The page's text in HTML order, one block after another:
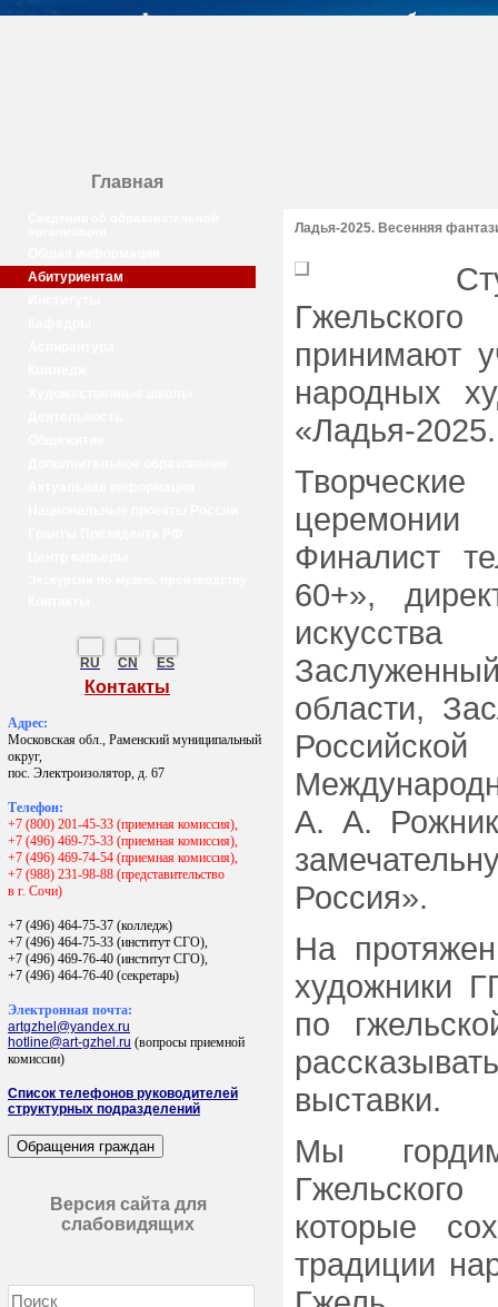
Главная
Абитуриентам
RU CN ES
Контакты
Адрес:
Московская обл., Раменский муниципальный
округ,
пос. Электроизолятор, д. 67
Телефон:
+7 (800) 201-45-33 (приемная комиссия),
+7 (496) 469-75-33 (приемная комиссия),
+7 (496) 469-74-54 (приемная комиссия),
+7 (988) 231-98-88 (представительство
в г. Сочи)
+7 (496) 464-75-37 (колледж)
+7 (496) 464-75-33 (институт СГО),
+7 (496) 469-76-40 (институт СГО),
+7 (496) 464-76-40 (секретарь)
Электронная почта:
artgzhel@yandex.ru
hotline@art-gzhel.ru (вопросы приемной
комиссии)
Список телефонов руководителей
структурных подразделений
Версия сайта для
слабовидящих
Ладья-2025. Весенняя
Гжельского
принимают
народных
«Ладья-
Финалист
60+»,
области,
А. А.
Россия».
На
художники
по
выставки.
Мы
Гжельского
которые
традиции